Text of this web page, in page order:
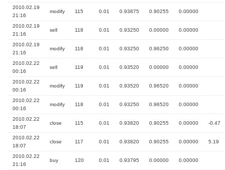
2010.02.19
21:16
modify 115 0.01 0.93875 0.90255 0.00000
2010.02.19
21:16
sell 118 0.01 0.93250 0.00000 0.00000
2010.02.19
21:16
modify 118 0.01 0.93250 0.96250 0.00000
2010.02.22
00:16
sell 119 0.01 0.93520 0.00000 0.00000
2010.02.22
00:16
modify 119 0.01 0.93520 0.96520 0.00000
2010.02.22
00:16
modify 118 0.01 0.93250 0.96520 0.00000
2010.02.22
18:07
close 115 0.01 0.93820 0.90255 0.00000 -0.47
2010.02.22
18:07
close 117 0.01 0.93820 0.90255 0.00000 5.19
2010.02.22
21:16
buy 120 0.01 0.93795 0.00000 0.00000